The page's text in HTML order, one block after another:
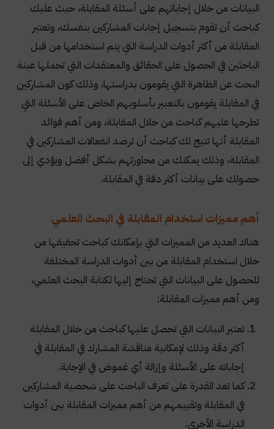
البيانات من خلال إجاباتهم على أسئلة المقابلة، حيث عليك
كباحث أن تقوم بتسجيل إجابات المشاركين بنفسك، وتعتبر
المقابلة من أكثر أدوات الدراسة التي يتم استخدامها من قبل
الباحثين في الحصول على الحقائق والمعتقدات التي تحملها عينة
البحث عن الظاهرة التي يقومون بدراستها، وذلك كون المشاركين
في المقابلة يقومون بالتعبير بأسلوبهم الخاص على الأسئلة التي
تطرحها عليهم كباحث من خلال المقابلة، ومن أهم فوائد
المقابلة أنها تتيح لك كباحث أن ترصد انفعالات المشاركين في
المقابلة، وذلك يمكنك من محاورتهم بشكل أفضل ويؤدي إلى
حصولك على بيانات أكثر دقة في المقابلة.
أهم مميزات استخدام المقابلة في البحث العلمي
هناك العديد من المميزات التي بإمكانك كباحث تحقيقها من
خلال استخدام المقابلة من بين أدوات الدراسة المختلفة
للحصول على البيانات التي تحتاج إليها لكتابة البحث العلمي،
ومن أهم مميزات المقابلة:
تعتبر البيانات التي تحصل عليها كباحث من خلال المقابلة
أكثر دقة وذلك لإمكانية مناقشة المشارك في المقابلة في
إجاباته على الأسئلة وإزالة أي غموض في الإجابة.
كما تعد القدرة على تعرف الباحث على شخصية المشاركين
في المقابلة وتقييمهم من أهم مميزات المقابلة بين أدوات
الدراسة الأخرى.